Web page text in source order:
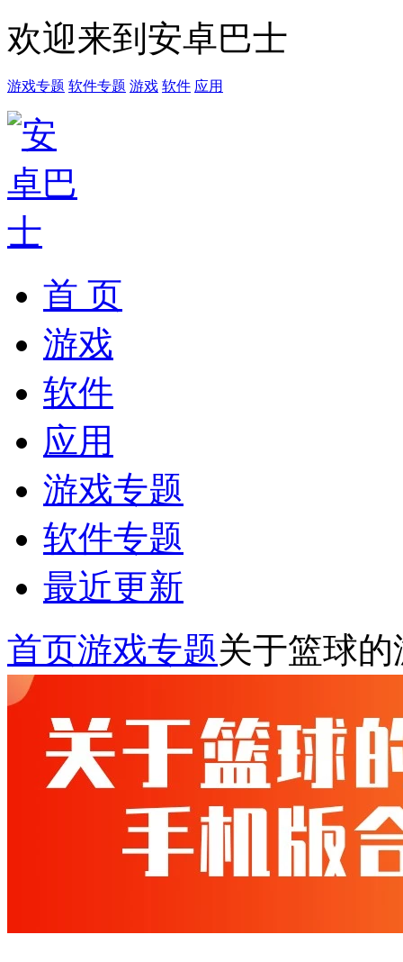
欢迎来到安卓巴士
游戏专题 软件专题 游戏 软件 应用
首 页
游戏
软件
应用
游戏专题
软件专题
最近更新
首页游戏专题关于篮球